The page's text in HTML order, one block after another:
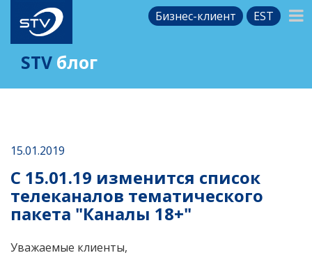
Бизнес-клиент EST
STV блог
15.01.2019
С 15.01.19 изменится список
телеканалов тематического
пакета "Каналы 18+"
Уважаемые клиенты,